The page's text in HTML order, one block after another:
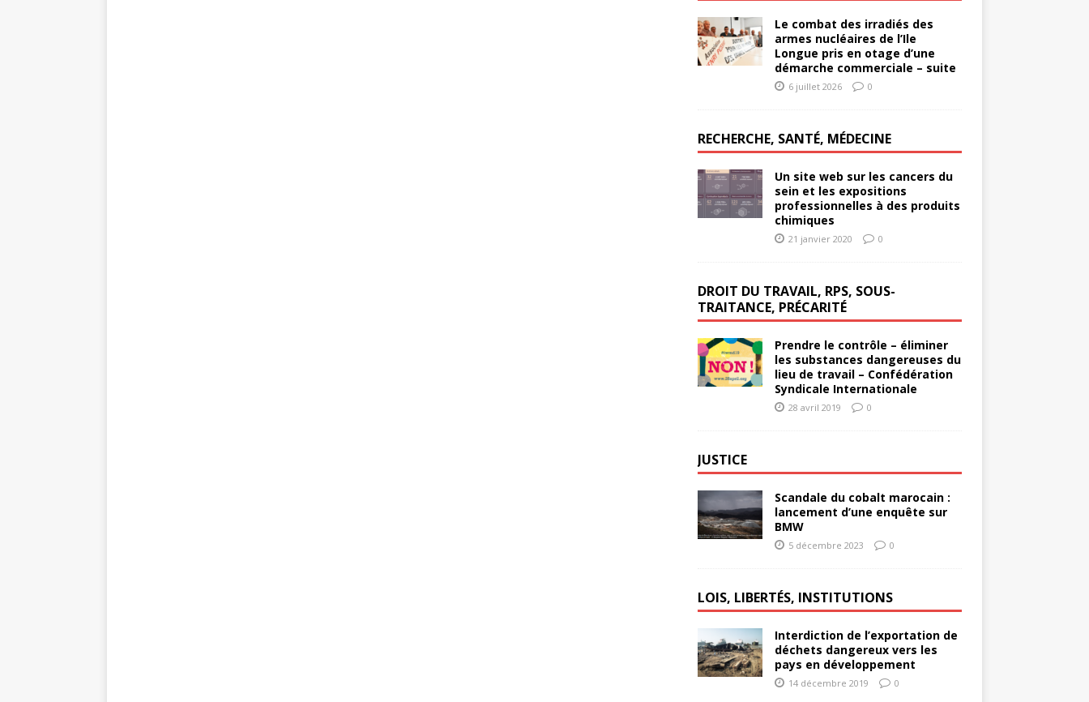
Le combat des irradiés des
armes nucléaires de l’Ile
Longue pris en otage d’une
démarche commerciale – suite
6 juillet 2026 0
RECHERCHE, SANTÉ, MÉDECINE
Un site web sur les cancers du
sein et les expositions
professionnelles à des produits
chimiques
21 janvier 2020 0
DROIT DU TRAVAIL, RPS, SOUS-
TRAITANCE, PRÉCARITÉ
Prendre le contrôle – éliminer
les substances dangereuses du
lieu de travail – Confédération
Syndicale Internationale
28 avril 2019 0
JUSTICE
Scandale du cobalt marocain :
lancement d’une enquête sur
BMW
5 décembre 2023 0
LOIS, LIBERTÉS, INSTITUTIONS
Interdiction de l’exportation de
déchets dangereux vers les
pays en développement
14 décembre 2019 0